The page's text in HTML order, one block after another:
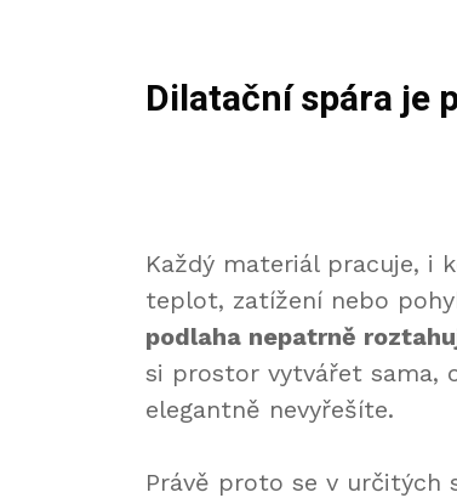
Dilatační spára je
Každý materiál pracuje, i
teplot, zatížení nebo
podlaha nepatrně
si prostor vytvářet sama,
elegantně nevyřešíte.
Právě proto se v určitých